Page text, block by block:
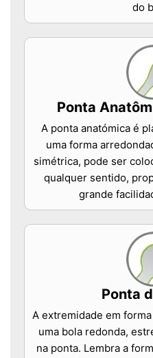
do
Ponta
A ponta anatómica é
uma forma
simétrica, pode ser
qualquer sentido,
grande
Ponta
A extremidade em
uma bola redonda,
na ponta. Lembra a